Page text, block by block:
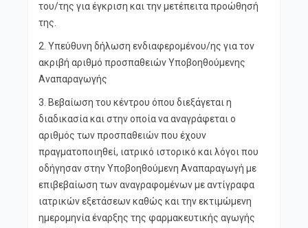
του/της για έγκριση και την μετέπειτα προώθησή
της.
2. Υπεύθυνη δήλωση ενδιαφερομένου/ης για τον
ακριβή αριθμό προσπαθειών Υποβοηθούμενης
Αναπαραγωγής
3. Βεβαίωση του κέντρου όπου διεξάγεται η
διαδικασία και στην οποία να αναγράφεται ο
αριθμός των προσπαθειών που έχουν
πραγματοποιηθεί, ιατρικό ιστορικό και λόγοι που
οδήγησαν στην Υποβοηθούμενη Αναπαραγωγή με
επιβεβαίωση των αναγραφομένων με αντίγραφα
ιατρικών εξετάσεων καθώς και την εκτιμώμενη
ημερομηνία έναρξης της φαρμακευτικής αγωγής